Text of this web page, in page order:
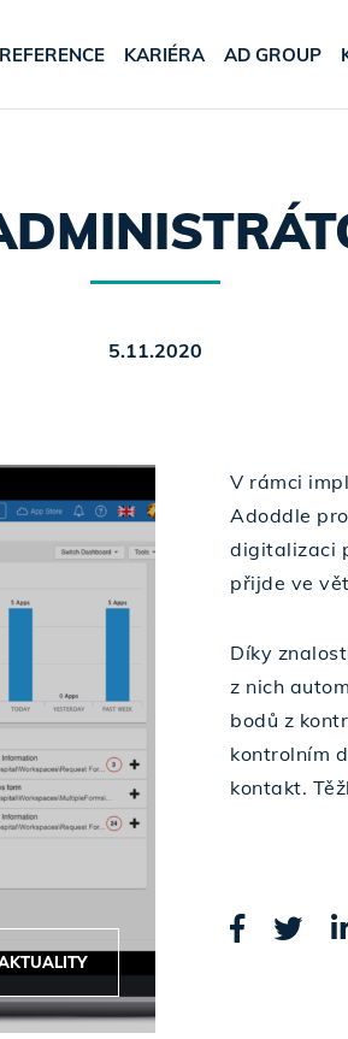
REFERENCE KARIÉRA AD GROUP
5.11.2020
V rámci
Adoddle
digitalizaci
přijde ve
Díky
z nich
bodů z
kontrolním
kontakt.